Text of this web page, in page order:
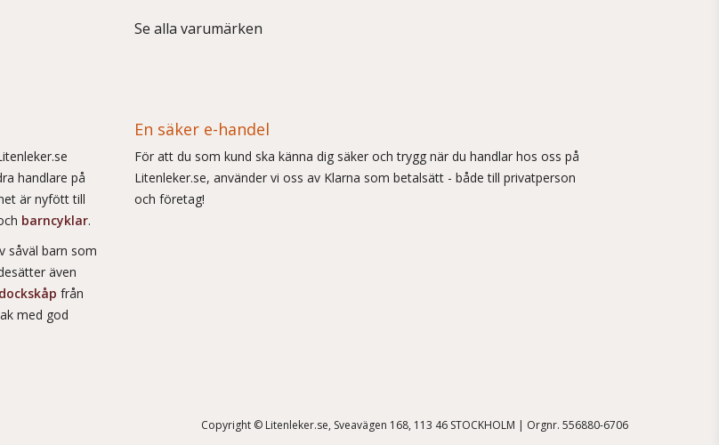
Se alla varumärken
handlare på
är nyfött till
barncyklar.
såväl barn som
även
dockskåp från
med god
En säker e-handel
För att du som kund ska känna dig säker och trygg när du handlar hos oss på
Litenleker.se, använder vi oss av Klarna som betalsätt - både till privatperson
och företag!
Copyright © Litenleker.se, Sveavägen 168, 113 46 STOCKHOLM | Orgnr. 556880-6706